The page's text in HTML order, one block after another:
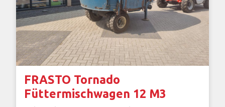
FRASTO Tornado
Füttermischwagen 12 M3